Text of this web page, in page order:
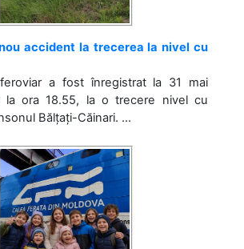
accident la trecerea la nivel cu
a fost înregistrat la 31 mai
la ora 18.55, la o trecere nivel cu
Bălțați-Căinari. ...